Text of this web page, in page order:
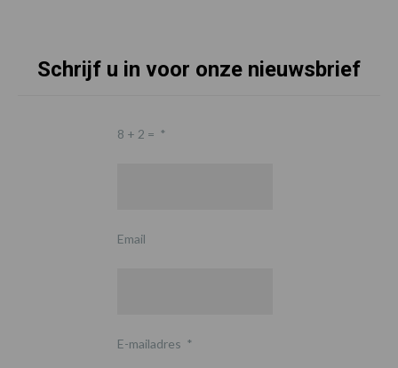
Schrijf u in voor onze nieuwsbrief
8 + 2 = *
Email
E-mailadres *